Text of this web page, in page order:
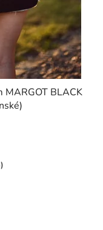
MARGOT BLACK